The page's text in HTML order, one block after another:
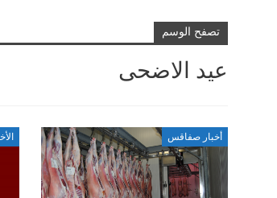
تصفح الوسم
عيد الاضحى
أخبار صفاقس